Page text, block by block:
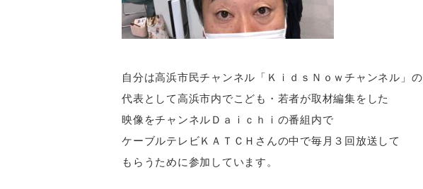
自分は高浜市民チャンネル「ＫｉｄｓＮｏｗチャンネル」の
代表として高浜市内でこども・若者が取材編集をした
映像をチャンネルＤａｉｃｈｉの番組内で
ケーブルテレビＫＡＴＣＨさんの中で毎月３回放送して
もらうために参加しています。